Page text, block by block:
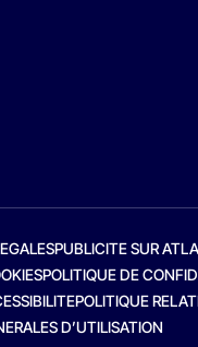
PUBLICITE SUR
POLITIQUE DE
POLITIQUE
D’UTILISATION